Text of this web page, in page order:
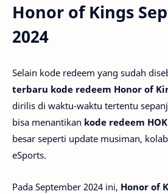
Honor of Kings
2024
Selain kode redeem yang sudah
terbaru kode redeem Honor of
dirilis di waktu-waktu tertentu
bisa menantikan kode redeem
besar seperti update musiman,
eSports.
Pada September 2024 ini, Honor of